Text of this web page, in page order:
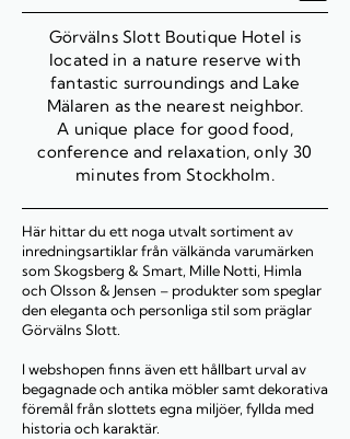
Görvälns Slott Boutique Hotel is
located in a nature reserve with
fantastic surroundings and Lake
Mälaren as the nearest neighbor.
A unique place for good food,
conference and relaxation, only 30
minutes from Stockholm.
Här hittar du ett noga utvalt sortiment av
inredningsartiklar från välkända varumärken
som Skogsberg & Smart, Mille Notti, Himla
och Olsson & Jensen – produkter som speglar
den eleganta och personliga stil som präglar
Görvälns Slott.
I webshopen finns även ett hållbart urval av
begagnade och antika möbler samt dekorativa
föremål från slottets egna miljöer, fyllda med
historia och karaktär.